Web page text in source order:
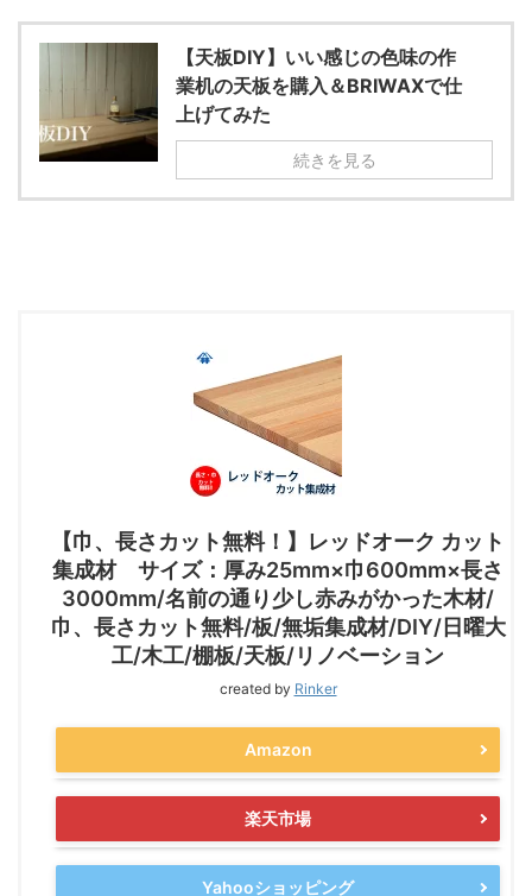
【天板DIY】いい感じの色味の作
業机の天板を購入＆BRIWAXで仕
上げてみた
続きを見る
【巾、長さカット無料！】レッドオーク カット
集成材 サイズ：厚み25mm×巾600mm×長さ
3000mm/名前の通り少し赤みがかった木材/
巾、長さカット無料/板/無垢集成材/DIY/日曜大
工/木工/棚板/天板/リノベーション
created by Rinker
Amazon
楽天市場
Yahooショッピング